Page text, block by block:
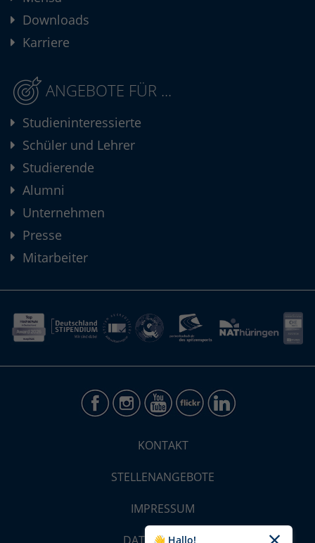
Downloads
Karriere
ANGEBOTE FÜR ...
Studieninteressierte
Schüler und Lehrer
Studierende
Alumni
Unternehmen
Presse
Mitarbeiter
KONTAKT
STELLENANGEBOTE
IMPRESSUM
👋 Hallo!